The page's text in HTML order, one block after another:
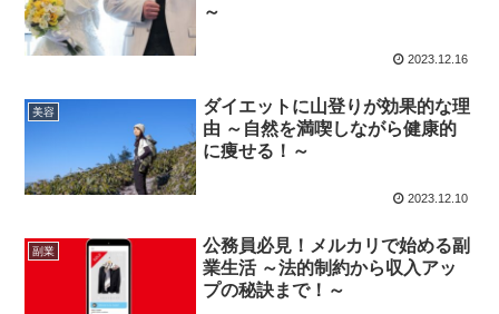
～
2023.12.16
美容
ダイエットに山登りが効果的な理
由 ～自然を満喫しながら健康的
に痩せる！～
2023.12.10
副業
公務員必見！メルカリで始める副
業生活 ～法的制約から収入アッ
プの秘訣まで！～